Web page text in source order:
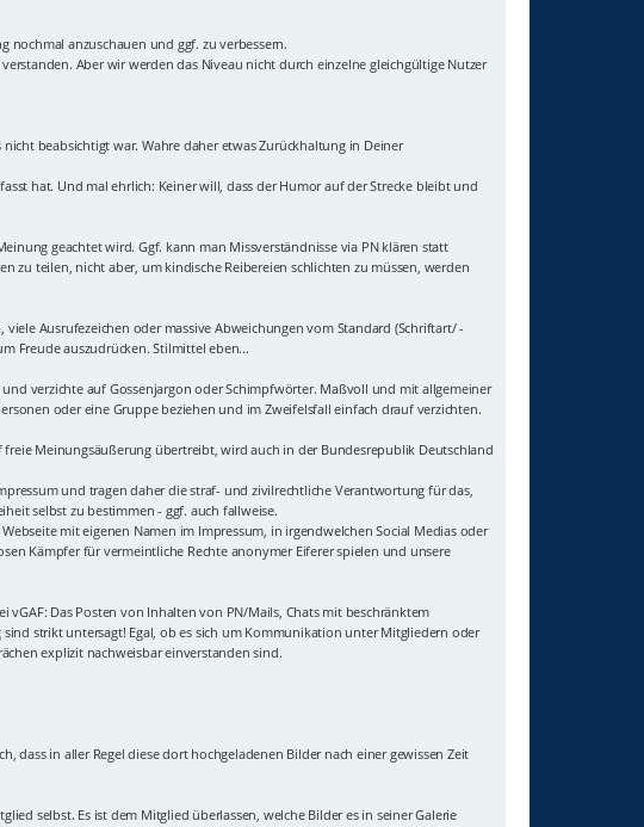
nochmal anzuschauen und ggf. zu verbessern.
Aber wir werden das Niveau nicht durch einzelne gleichgültige Nutzer
beabsichtigt war. Wahre daher etwas Zurückhaltung in Deiner
hat. Und mal ehrlich: Keiner will, dass der Humor auf der Strecke bleibt und
geachtet wird. Ggf. kann man Missverständnisse via PN klären statt
zu teilen, nicht aber, um kindische Reibereien schlichten zu müssen, werden
Ausrufezeichen oder massive Abweichungen vom Standard (Schriftart/ -
Freude auszudrücken. Stilmittel eben...
verzichte auf Gossenjargon oder Schimpfwörter. Maßvoll und mit allgemeiner
oder eine Gruppe beziehen und im Zweifelsfall einfach drauf verzichten.
Meinungsäußerung übertreibt, wird auch in der Bundesrepublik Deutschland
und tragen daher die straf- und zivilrechtliche Verantwortung für das,
selbst zu bestimmen - ggf. auch fallweise.
mit eigenen Namen im Impressum, in irgendwelchen Social Medias oder
Kämpfer für vermeintliche Rechte anonymer Eiferer spielen und unsere
Das Posten von Inhalten von PN/Mails, Chats mit beschränktem
strikt untersagt! Egal, ob es sich um Kommunikation unter Mitgliedern oder
explizit nachweisbar einverstanden sind.
dass in aller Regel diese dort hochgeladenen Bilder nach einer gewissen Zeit
selbst. Es ist dem Mitglied überlassen, welche Bilder es in seiner Galerie